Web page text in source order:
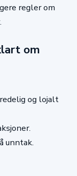
regler om
om
og lojalt
unntak.